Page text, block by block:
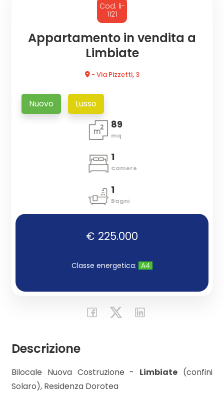
Cod. li-
1121
Appartamento in vendita a
Limbiate
- Via Pizzetti, 3
Nuovo Lusso
89
mq
1
Camere
1
Bagni
€ 225.000
Classe energetica: A4
Descrizione
Bilocale Nuova Costruzione - Limbiate (confini
Solaro), Residenza Dorotea
Comune
Tipologia